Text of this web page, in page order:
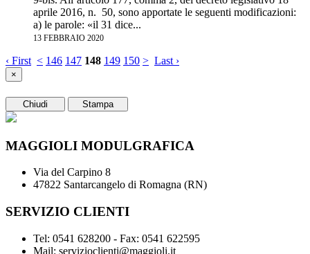
aprile 2016, n. 50, sono apportate le seguenti modificazioni:
a) le parole: «il 31 dice...
13 FEBBRAIO 2020
‹ First < 146 147 148 149 150 > Last ›
×
Chiudi Stampa
MAGGIOLI MODULGRAFICA
Via del Carpino 8
47822 Santarcangelo di Romagna (RN)
SERVIZIO CLIENTI
Tel: 0541 628200 - Fax: 0541 622595
Mail: servizioclienti@maggioli.it